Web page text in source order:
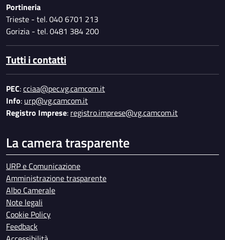
Portineria
Trieste - tel. 040 6701 213
Gorizia - tel. 0481 384 200
Tutti i contatti
PEC:cciaa@pec.vg.camcom.it
Info: urp@vg.camcom.it
Registro Imprese: registro.imprese@vg.camcom.it
La camera trasparente
URP e Comunicazione
Amministrazione trasparente
Albo Camerale
Note legali
Cookie Policy
Feedback